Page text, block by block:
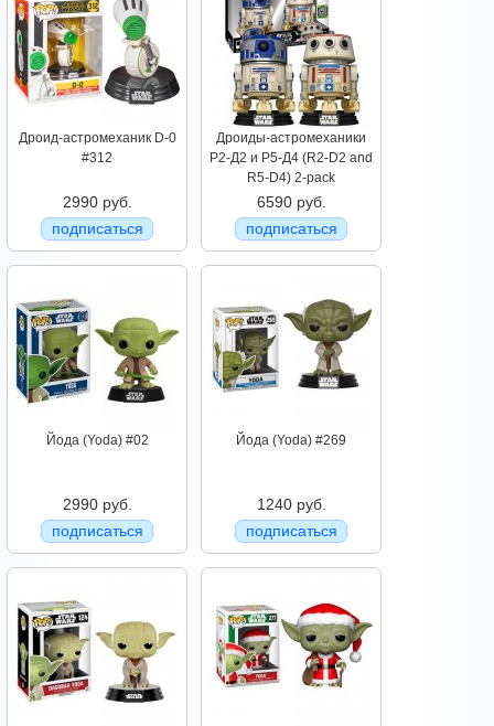
Дроид-астромеханик D-0
#312
2990 руб.
подписаться
Дроиды-астромеханики
Р2-Д2 и Р5-Д4 (R2-D2 and
R5-D4) 2-pack
6590 руб.
подписаться
Йода (Yoda) #02
2990 руб.
подписаться
Йода (Yoda) #269
1240 руб.
подписаться